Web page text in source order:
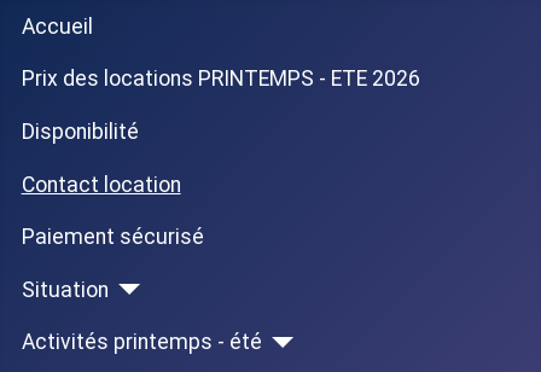
Accueil
Prix des locations PRINTEMPS - ETE 2026
Disponibilité
Contact location
Paiement sécurisé
Situation
Activités printemps - été